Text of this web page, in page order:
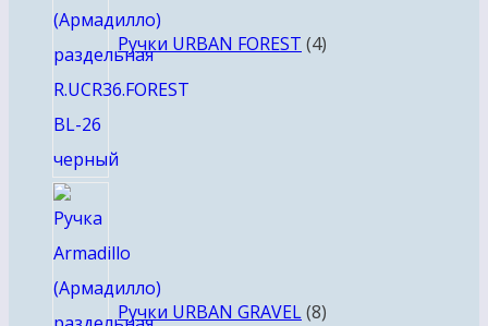
Ручки URBAN FOREST 4
Ручки URBAN GRAVEL 8